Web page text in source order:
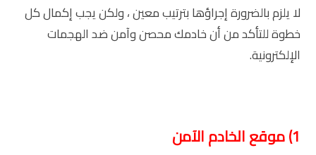
لا يلزم بالضرورة إجراؤها بترتيب معين ، ولكن يجب إكمال كل
خطوة للتأكد من أن خادمك محصن وآمن ضد الهجمات
الإلكترونية.
1) موقع الخادم الآمن